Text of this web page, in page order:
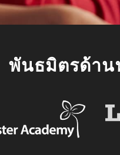
พันธมิตรด้าน